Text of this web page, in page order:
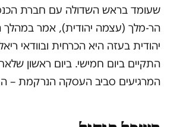
שעומד בראש השדולה עם חברת
הר-מלך (עצמה יהודית), אמר במהלך
יהודית בעזה היא הכרחית ובוודאי
התקיים ביום חמישי. ביום ראשון
המרגיעים סביב העסקה הנרקמת –